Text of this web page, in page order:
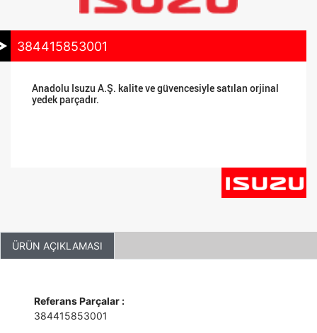
384415853001
Anadolu Isuzu A.Ş. kalite ve güvencesiyle satılan orjinal
yedek parçadır.
ÜRÜN AÇIKLAMASI
Referans Parçalar :
384415853001